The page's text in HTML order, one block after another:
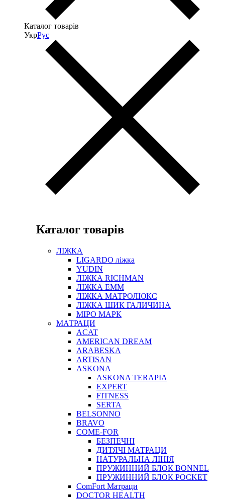
Каталог товарів
УкрРус
Каталог товарів
ЛІЖКА
LIGARDO ліжка
YUDIN
ЛІЖКА RICHMAN
ЛІЖКА ЕММ
ЛІЖКА МАТРОЛЮКС
ЛІЖКА ШИК ГАЛИЧИНА
МІРО МАРК
МАТРАЦИ
ACAT
AMERICAN DREAM
ARABESKA
ARTISAN
ASKONA
ASKONA TERAPIA
EXPERT
FITNESS
SERTA
BELSONNO
BRAVO
COME-FOR
БЕЗПЕЧНІ
ДИТЯЧІ МАТРАЦИ
НАТУРАЛЬНА ЛІНІЯ
ПРУЖИННИЙ БЛОК BONNEL
ПРУЖИННИЙ БЛОК POCKET
ComFort Матраци
DOCTOR HEALTH